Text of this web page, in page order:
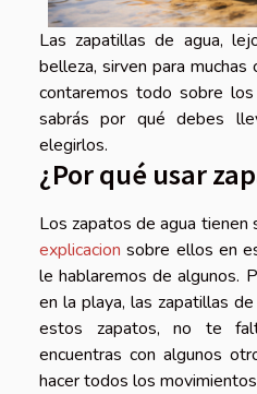
Las zapatillas de agua,
belleza, sirven para
contaremos todo sobre
sabrás por qué debes
elegirlos.
¿Por qué usar
Los zapatos de agua tienen
explicacion sobre ellos en
le hablaremos de algunos.
en la playa, las zapatillas
estos zapatos, no te
encuentras con algunos
hacer todos los